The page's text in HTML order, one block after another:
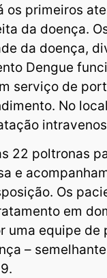
os primeiros
da doença.
da doença,
Dengue
serviço de
No
22 poltronas
e
Os
em
uma equipe
–